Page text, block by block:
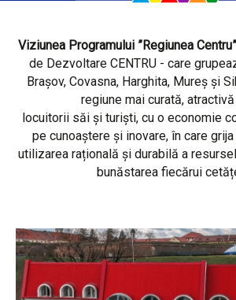
Viziunea Programului ”Regiunea Centru”
de Dezvoltare CENTRU - care
Brașov, Covasna, Harghita, Mureș și
regiune mai curată,
locuitorii săi și turiști, cu o economie
pe cunoaștere și inovare, în care
utilizarea rațională și durabilă a
bunăstarea fiecărui